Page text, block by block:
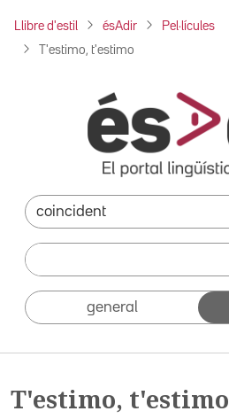
Llibre d'estil ésAdir Pel·lícules
T'estimo, t'estimo
general
T'estimo, t'estimo